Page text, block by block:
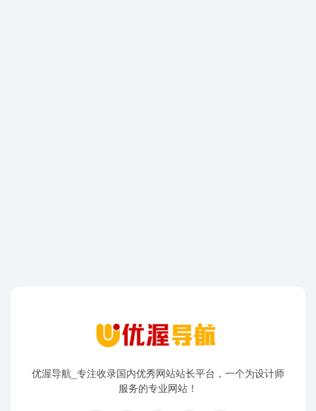
优渥导航_专注收录国内优秀网站站长平台，一个为设计师
服务的专业网站！